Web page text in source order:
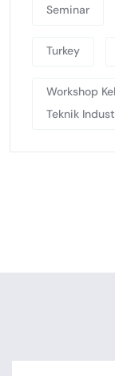
Seminar
Turkey
Workshop
Teknik